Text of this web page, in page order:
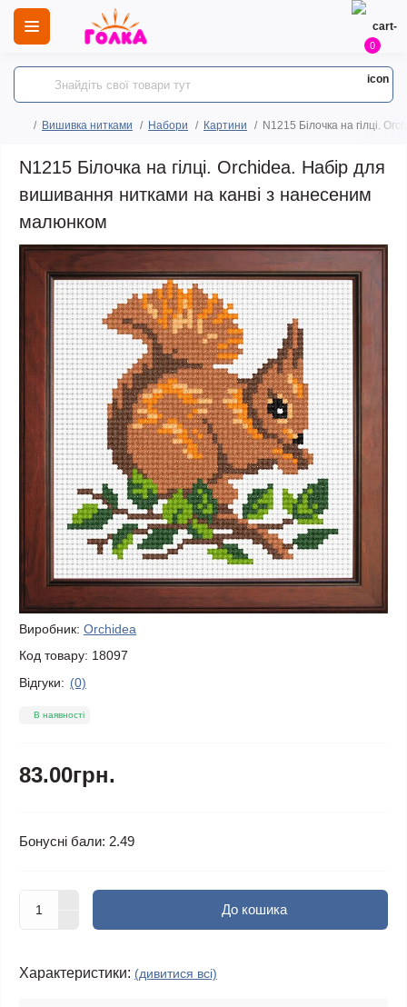
0
Вишивка нитками Набори Картини N1215 Білочка на гілці.
N1215 Білочка на гілці. Orchidea. Набір для
вишивання нитками на канві з нанесеним
малюнком
Виробник: Orchidea
Код товару: 18097
Відгуки: (0)
В наявності
83.00грн.
Бонусні бали: 2.49
До кошика
Характеристики: (дивитися всі)